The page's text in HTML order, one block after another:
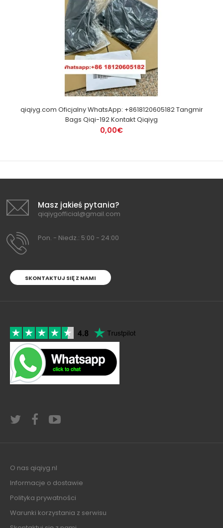
qiqiyg.com Oficjalny WhatsApp: +8618120605182 Tangmir
Bags Qiqi-192 Kontakt Qiqiyg
0,00€
Masz jakieś pytania?
qiqiygofficial@gmail.com
Pon. - Niedz.: 5:00 - 24:00
SKONTAKTUJ SIĘ Z NAMI
O nas qiqiyg.nl
Informacje o dostawie
Polityka prywatności
Warunki korzystania z serwisu